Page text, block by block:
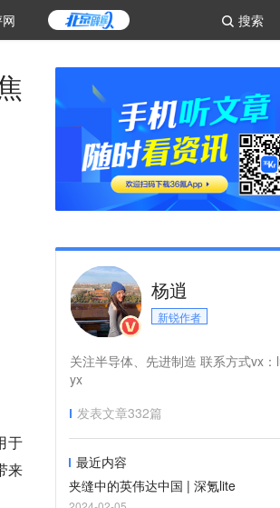
搜索
于
来
杨逍
新锐作者
关注半导体、先进制造 联系方式vx：
yx
发表文章332篇
最近内容
夹缝中的英伟达中国 | 深氪lite